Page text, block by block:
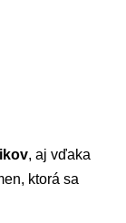
, aj vďaka
ktorá sa